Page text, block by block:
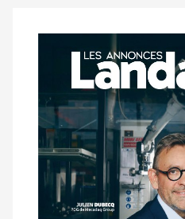
Notre
dernier
magazine